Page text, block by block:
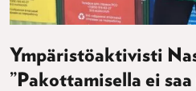
Ympäristöaktivisti
”Pakottamisella ei